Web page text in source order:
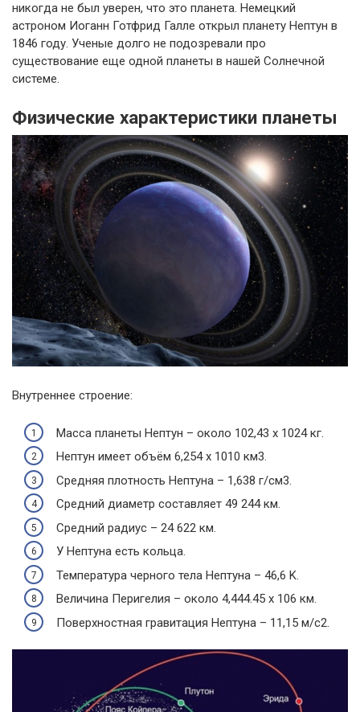
никогда не был уверен, что это планета. Немецкий
астроном Иоганн Готфрид Галле открыл планету Нептун в
1846 году. Ученые долго не подозревали про
существование еще одной планеты в нашей Солнечной
системе.
Физические характеристики планеты
Внутреннее строение:
Масса планеты Нептун – около 102,43 х 1024 кг.
Нептун имеет объём 6,254 х 1010 км3.
Средняя плотность Нептуна – 1,638 г/см3.
Средний диаметр составляет 49 244 км.
Средний радиус – 24 622 км.
У Нептуна есть кольца.
Температура черного тела Нептуна – 46,6 K.
Величина Перигелия – около 4,444.45 х 106 км.
Поверхностная гравитация Нептуна – 11,15 м/с2.